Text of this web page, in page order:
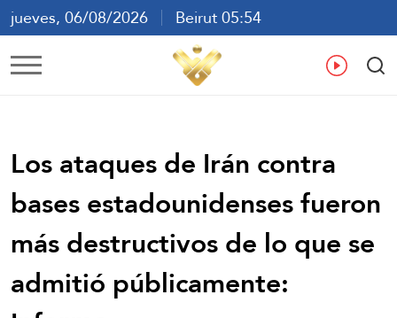
jueves, 06/08/2026
Beirut 05:54
ع En
Los ataques de Irán contra
bases estadounidenses fueron
más destructivos de lo que se
admitió públicamente: